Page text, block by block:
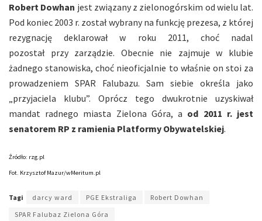
Robert Dowhan jest związany z zielonogórskim od wielu lat.
Pod koniec 2003 r. został wybrany na funkcję prezesa, z której
rezygnację deklarował w roku 2011, choć nadal
pozostał przy zarządzie. Obecnie nie zajmuje w klubie
żadnego stanowiska, choć nieoficjalnie to właśnie on stoi za
prowadzeniem SPAR Falubazu. Sam siebie określa jako
„przyjaciela klubu”. Oprócz tego dwukrotnie uzyskiwał
mandat radnego miasta Zielona Góra, a od 2011 r. jest
senatorem RP z ramienia Platformy Obywatelskiej.
Źródło: rzg.pl
Fot. Krzysztof Mazur/wMeritum.pl
Tagi darcy ward PGE Ekstraliga
Robert Dowhan
SPAR Falubaz Zielona Góra